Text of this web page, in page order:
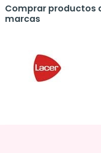
Comprar productos
marcas